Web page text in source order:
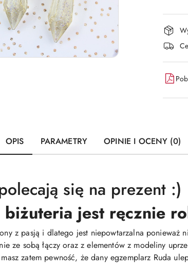
i
OPIS PARAMETRY OPINIE I OCENY (0)
się na prezent :)
biżuteria jest ręcznie
z pasją i dlatego jest niepowtarzalna ponieważ
ze sobą łączy oraz z elementów z modeliny
zatem pewność, że dany egzemplarz Ruda